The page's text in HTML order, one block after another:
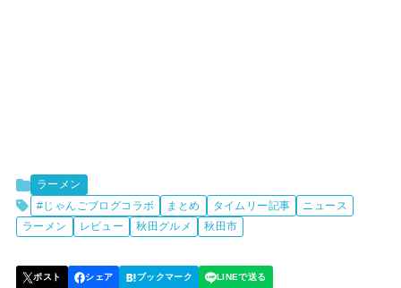
ラーメン
#じゃんごブログコラボ
まとめ タイムリー記事
ニュース
ラーメン
レビュー 秋田グルメ 秋田市